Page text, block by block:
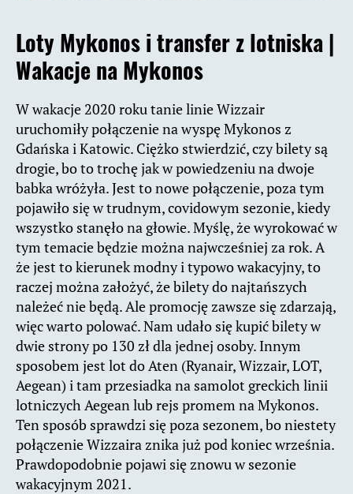
Loty Mykonos i transfer z lotniska |
Wakacje na Mykonos
W wakacje 2020 roku tanie linie Wizzair
uruchomiły połączenie na wyspę Mykonos z
Gdańska i Katowic. Ciężko stwierdzić, czy bilety są
drogie, bo to trochę jak w powiedzeniu na dwoje
babka wróżyła. Jest to nowe połączenie, poza tym
pojawiło się w trudnym, covidowym sezonie, kiedy
wszystko stanęło na głowie. Myślę, że wyrokować w
tym temacie będzie można najwcześniej za rok. A
że jest to kierunek modny i typowo wakacyjny, to
raczej można założyć, że bilety do najtańszych
należeć nie będą. Ale promocję zawsze się zdarzają,
więc warto polować. Nam udało się kupić bilety w
dwie strony po 130 zł dla jednej osoby. Innym
sposobem jest lot do Aten (Ryanair, Wizzair, LOT,
Aegean) i tam przesiadka na samolot greckich linii
lotniczych Aegean lub rejs promem na Mykonos.
Ten sposób sprawdzi się poza sezonem, bo niestety
połączenie Wizzaira znika już pod koniec września.
Prawdopodobnie pojawi się znowu w sezonie
wakacyjnym 2021.